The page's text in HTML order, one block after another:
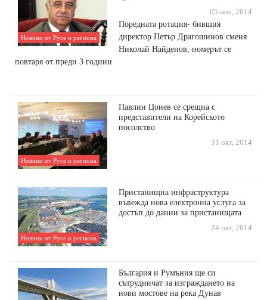
Новини от Русе и региона
05 ное, 2014
Поредната ротация- бившия
директор Петър Драгошинов сменя
Николай Найденов, номерът се
повтаря от преди 3 години
Новини от Русе и региона
Павлин Цонев се срещна с
представители на Корейското
посолство
31 окт, 2014
Новини от Русе и региона
Пристанищна инфраструктура
въвежда нова електронна услуга за
достъп до данни за пристанищата
24 окт, 2014
България и Румъния ще си
сътрудничат за изграждането на
нови мостове на река Дунав